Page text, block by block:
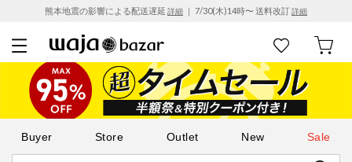
熊本地震の影響による配送遅延 詳細 ｜ 7/30(木)14時〜 送料改訂詳細
Buyer Store Outlet New Sale